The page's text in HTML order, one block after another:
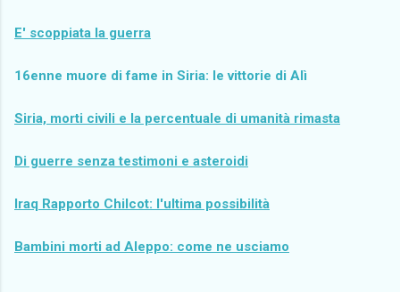
E' scoppiata la guerra
16enne muore di fame in Siria: le vittorie di Alì
Siria, morti civili e la percentuale di umanità rimasta
Di guerre senza testimoni e asteroidi
Iraq Rapporto Chilcot: l'ultima possibilità
Bambini morti ad Aleppo: come ne usciamo